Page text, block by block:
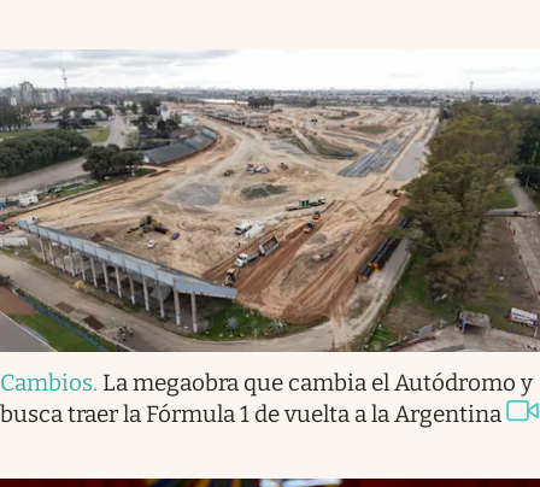
Cambios. La megaobra que cambia el Autódromo y
busca traer la Fórmula 1 de vuelta a la Argentina